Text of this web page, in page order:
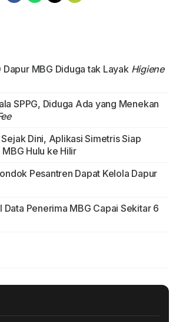
MBG Diduga tak Layak Higiene
SPPG, Diduga Ada yang Menekan
Dini, Aplikasi Simetris Siap
Hulu ke Hilir
Pesantren Dapat Kelola Dapur
Data Penerima MBG Capai Sekitar 6